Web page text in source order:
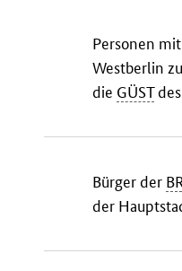
Personen
Westberlin
die GÜSTdes
Bürger der
der